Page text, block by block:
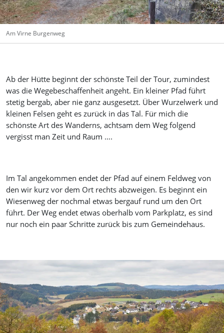
Am Virne Burgenweg
Ab der Hütte beginnt der schönste Teil der Tour, zumindest
was die Wegebeschaffenheit angeht. Ein kleiner Pfad führt
stetig bergab, aber nie ganz ausgesetzt. Über Wurzelwerk und
kleinen Felsen geht es zurück in das Tal. Für mich die
schönste Art des Wanderns, achtsam dem Weg folgend
vergisst man Zeit und Raum ….
Im Tal angekommen endet der Pfad auf einem Feldweg von
den wir kurz vor dem Ort rechts abzweigen. Es beginnt ein
Wiesenweg der nochmal etwas bergauf rund um den Ort
führt. Der Weg endet etwas oberhalb vom Parkplatz, es sind
nur noch ein paar Schritte zurück bis zum Gemeindehaus.